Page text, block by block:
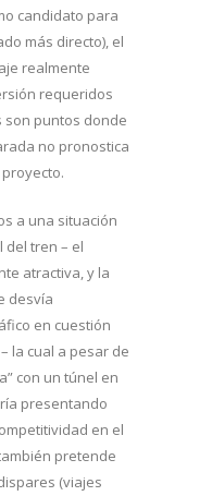
candidato para
más directo), el
realmente
requeridos
son puntos donde
no pronostica
a una situación
del tren – el
atractiva, y la
desvía
en cuestión
la cual a pesar de
con un túnel en
presentando
en el
pretende
(viajes